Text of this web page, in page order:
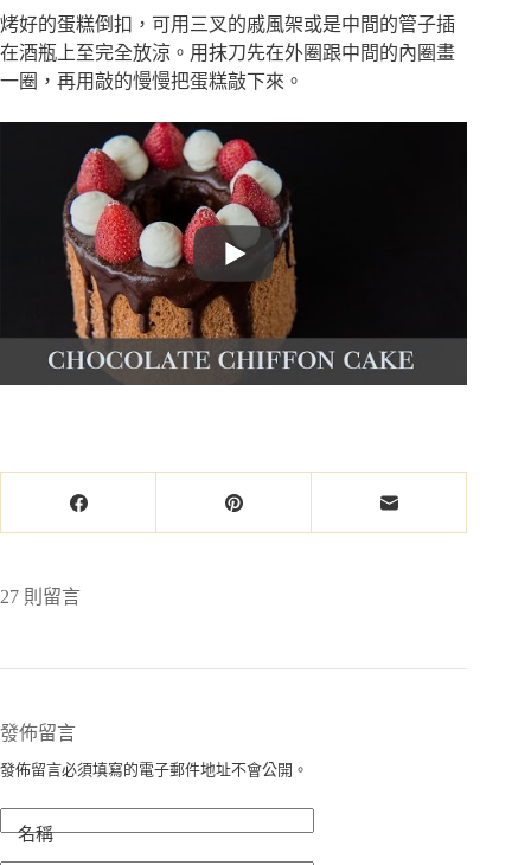
烤好的蛋糕倒扣，可用三叉的戚風架或是中間的管子插
在酒瓶上至完全放涼。用抹刀先在外圈跟中間的內圈畫
一圈，再用敲的慢慢把蛋糕敲下來。
27 則留言
發佈留言
發佈留言必須填寫的電子郵件地址不會公開。
名稱